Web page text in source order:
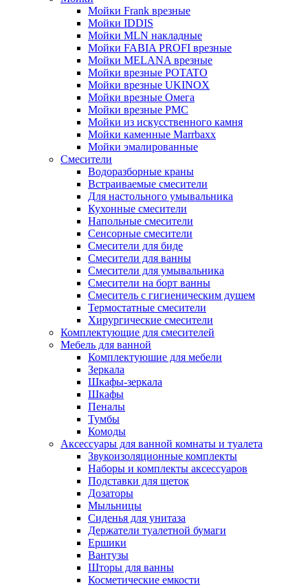
Мойки Frank врезные
Мойки IDDIS
Мойки MLN накладные
Мойки FABIA PROFI врезные
Мойки MELANA врезные
Мойки врезные POTATO
Мойки врезные UKINOX
Мойки врезные Омега
Мойки врезные РМС
Мойки из искусственного камня
Мойки каменные Marrbaxx
Мойки эмалированные
Смесители
Водоразборные краны
Встраиваемые смесители
Для настольного умывальника
Кухонные смесители
Напольные смесители
Сенсорные смесители
Смесители для биде
Смесители для ванны
Смесители для умывальника
Смесители на борт ванны
Смеситель с гигиеническим душем
Термостатные смесители
Хирургические смесители
Комплектующие для смесителей
Мебель для ванной
Комплектуюшие для мебели
Зеркала
Шкафы-зеркала
Шкафы
Пеналы
Тумбы
Комоды
Аксессуары для ванной комнаты и туалета
Звукоизоляционные комплекты
Наборы и комплекты аксессуаров
Подставки для щеток
Дозаторы
Мыльницы
Сиденья для унитаза
Держатели туалетной бумаги
Ершики
Вантузы
Шторы для ванны
Косметические емкости